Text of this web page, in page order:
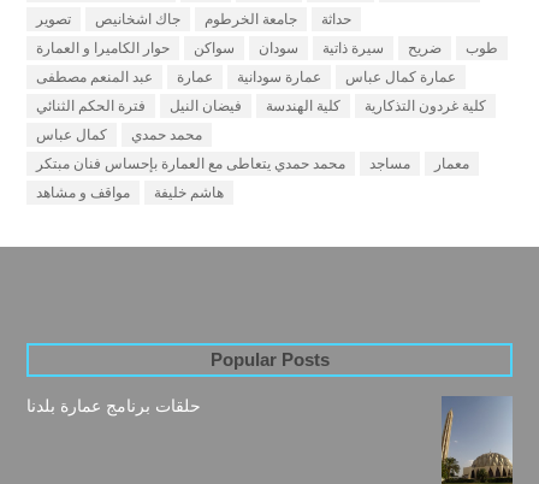
تصوير
جاك اشخانيص جامعة الخرطوم
حداثة
حوار الكاميرا و العمارة
سواكن سودان سيرة ذاتية ضريح
طوب
عبد المنعم مصطفى
عمارة عمارة سودانية
عمارة كمال عباس
فترة الحكم الثنائي
فيضان النيل كلية الهندسة
كلية غردون التذكارية
كمال عباس
محمد حمدي
محمد حمدي يتعاطى مع العمارة بإحساس فنان مبتكر
مساجد
معمار
مواقف و مشاهد
هاشم خليفة
Popular Posts
حلقات برنامج عمارة بلدنا